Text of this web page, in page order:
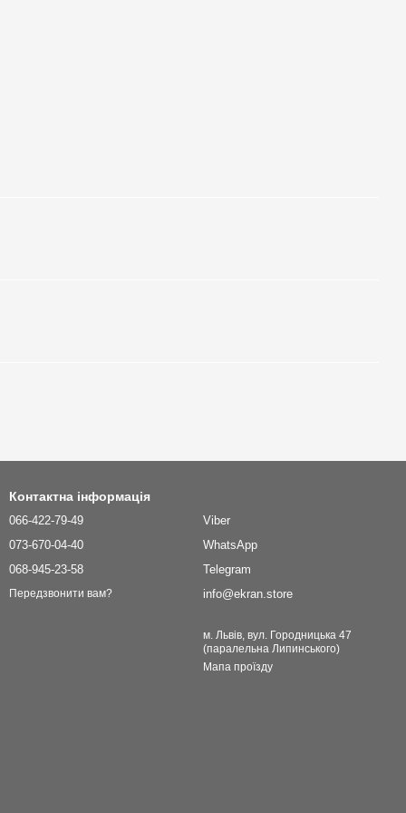
Контактна інформація
066-422-79-49
073-670-04-40
068-945-23-58
Передзвонити вам?
Viber
WhatsApp
Telegram
info@ekran.store
м. Львів, вул. Городницька 47
(паралельна Липинського)
Мапа проїзду